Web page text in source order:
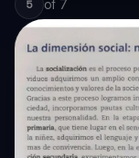
5 of 7